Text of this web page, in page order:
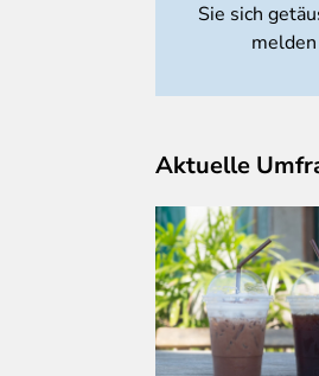
Mondo Italiano Original Italienisches
Sie sich
Aktuelle